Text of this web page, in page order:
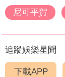
尼可平賀
追蹤娛樂星聞
下載APP